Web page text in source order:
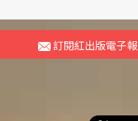
訂閱紅出版電子報